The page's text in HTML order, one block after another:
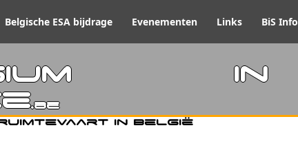
Belgische ESA bijdrage Evenementen Links BiS Info
in
.be
in België